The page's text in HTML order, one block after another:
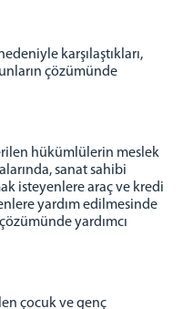
karşılaştıkları,
çözümünde
hükümlülerin meslek
sanat sahibi
isteyenlere araç ve kredi
yardım edilmesinde
yardımcı
çocuk ve genç